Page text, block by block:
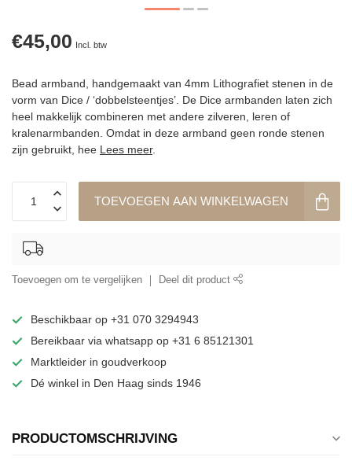
€45,00 Incl. btw
Bead armband, handgemaakt van 4mm Lithografiet stenen in de
vorm van Dice / ‘dobbelsteentjes’. De Dice armbanden laten zich
heel makkelijk combineren met andere zilveren, leren of
kralenarmbanden. Omdat in deze armband geen ronde stenen
zijn gebruikt, hee Lees meer.
TOEVOEGEN AAN WINKELWAGEN
Toevoegen om te vergelijken Deel dit product
Beschikbaar op +31 070 3294943
Bereikbaar via whatsapp op +31 6 85121301
Marktleider in goudverkoop
Dé winkel in Den Haag sinds 1946
PRODUCTOMSCHRIJVING